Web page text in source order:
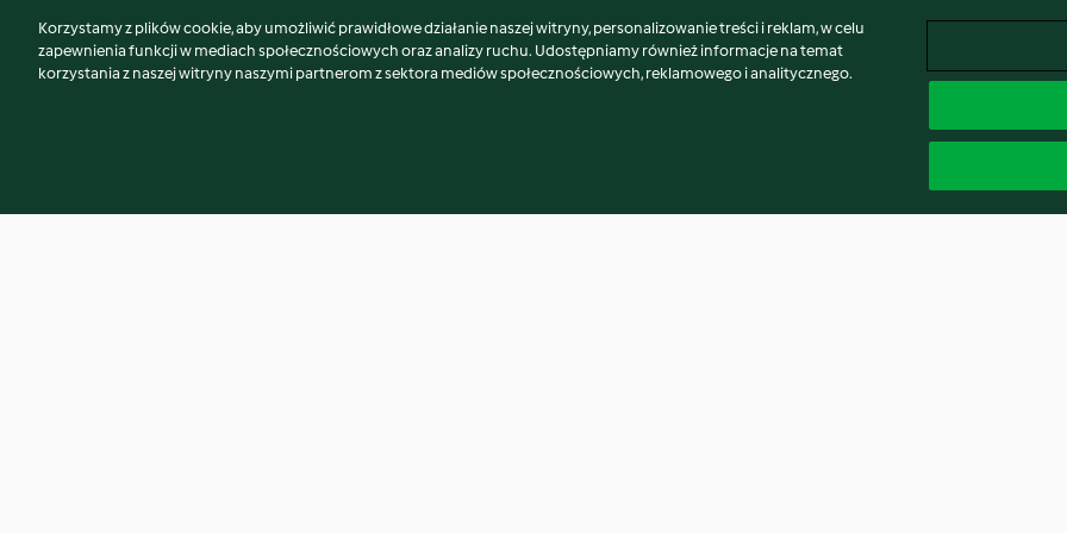
Może spodoba Ci się również...
Korzystamy z plików cookie, aby umożliwić prawidłowe działanie naszej witryny, personalizowanie treści i reklam, w celu
zapewnienia funkcji w mediach społecznościowych oraz analizy ruchu. Udostępniamy również informacje na temat
korzystania z naszej witryny naszymi partnerom z sektora mediów społecznościowych, reklamowego i analitycznego.